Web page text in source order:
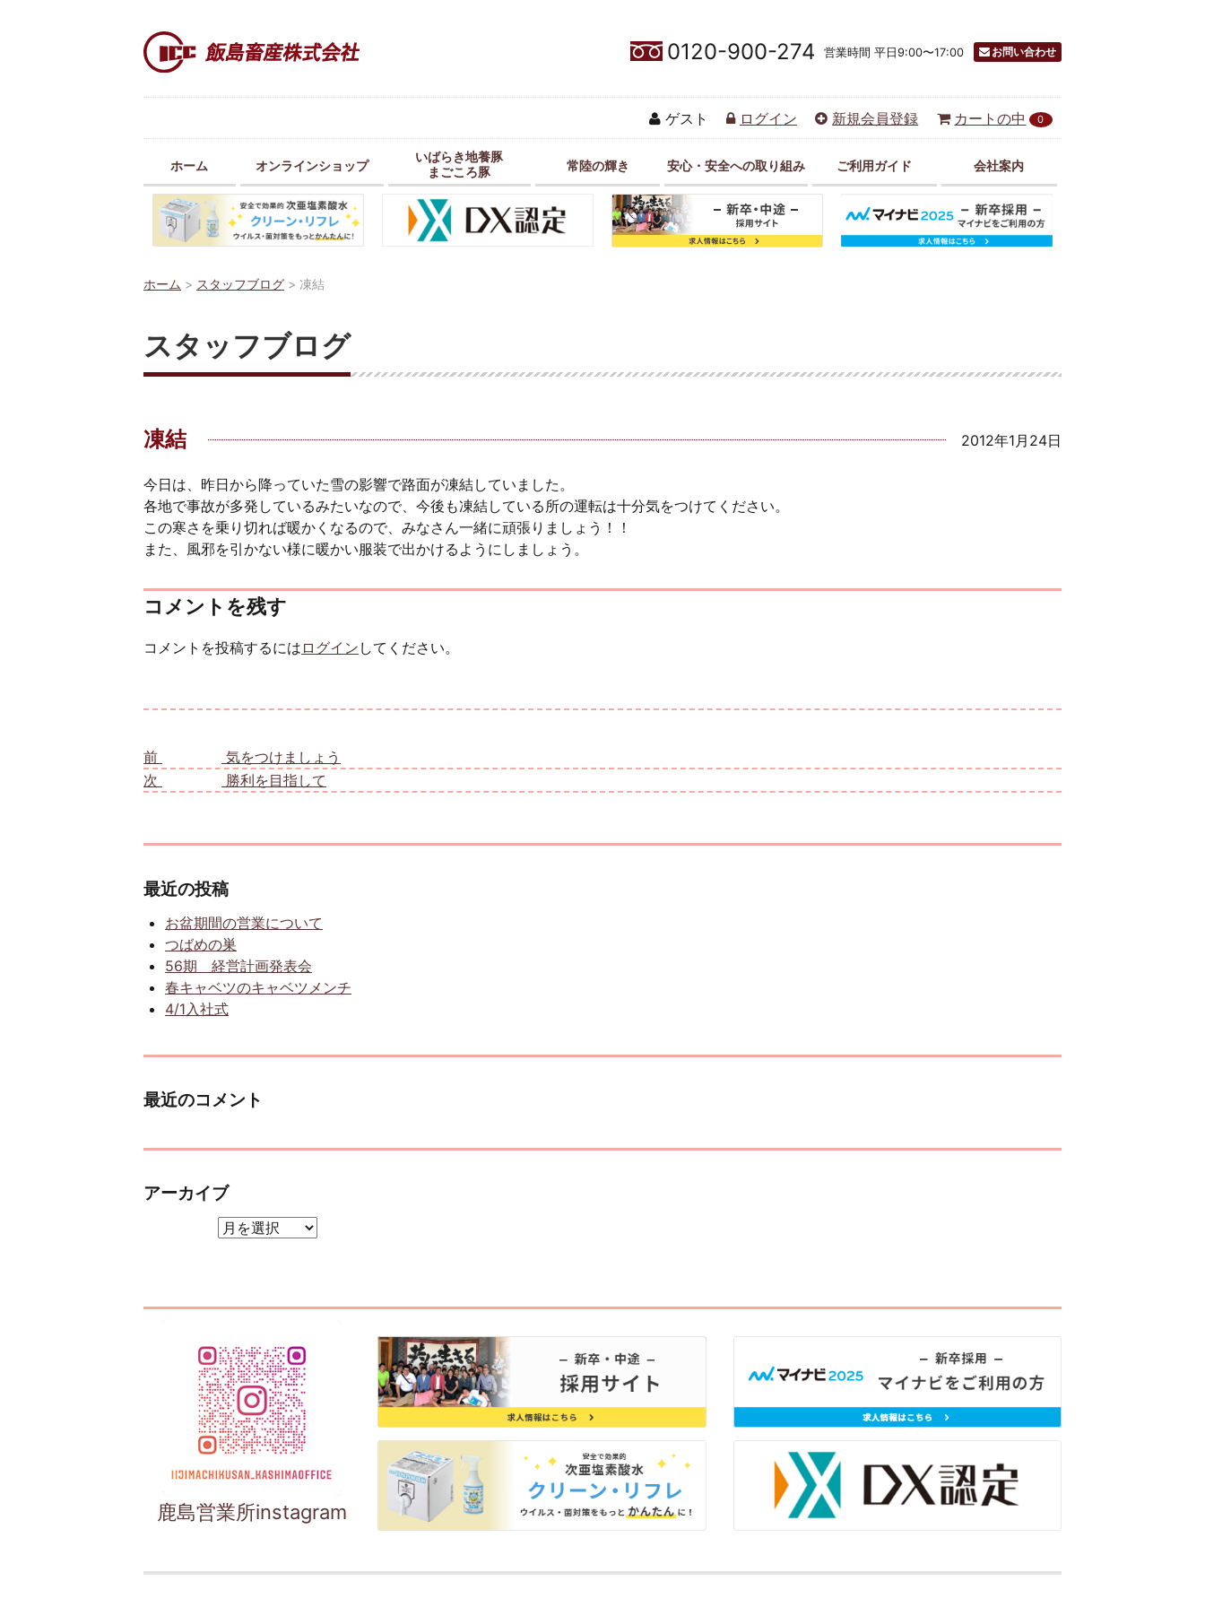
0120-900-274 営業時間 平日9:00〜17:00 お問い合わせ
ゲスト ログイン 新規会員登録 カートの中 0
ホーム オンラインショップ
いばらき地養豚
まごころ豚
常陸の輝き 安心・安全への取り組み ご利用ガイド 会社案内
ホーム > スタッフブログ > 凍結
スタッフブログ
凍結 2012年1月24日
今日は、昨日から降っていた雪の影響で路面が凍結していました。
各地で事故が多発しているみたいなので、今後も凍結している所の運転は十分気をつけてください。
この寒さを乗り切れば暖かくなるので、みなさん一緒に頑張りましょう！！
また、風邪を引かない様に暖かい服装で出かけるようにしましょう。
コメントを残す
コメントを投稿するには ログイン してください。
前
気をつけましょう
次
勝利を目指して
最近の投稿
お盆期間の営業について
つばめの巣
56期 経営計画発表会
春キャベツのキャベツメンチ
4/1入社式
最近のコメント
アーカイブ
鹿島営業所instagram